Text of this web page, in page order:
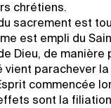
chrétiens.
sacrement est
est empli du
Dieu, de manière
vient parachever
commencée
sont la